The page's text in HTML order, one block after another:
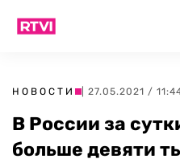
НОВОСТИ | 27.05.2021 /
В России за
больше девяти